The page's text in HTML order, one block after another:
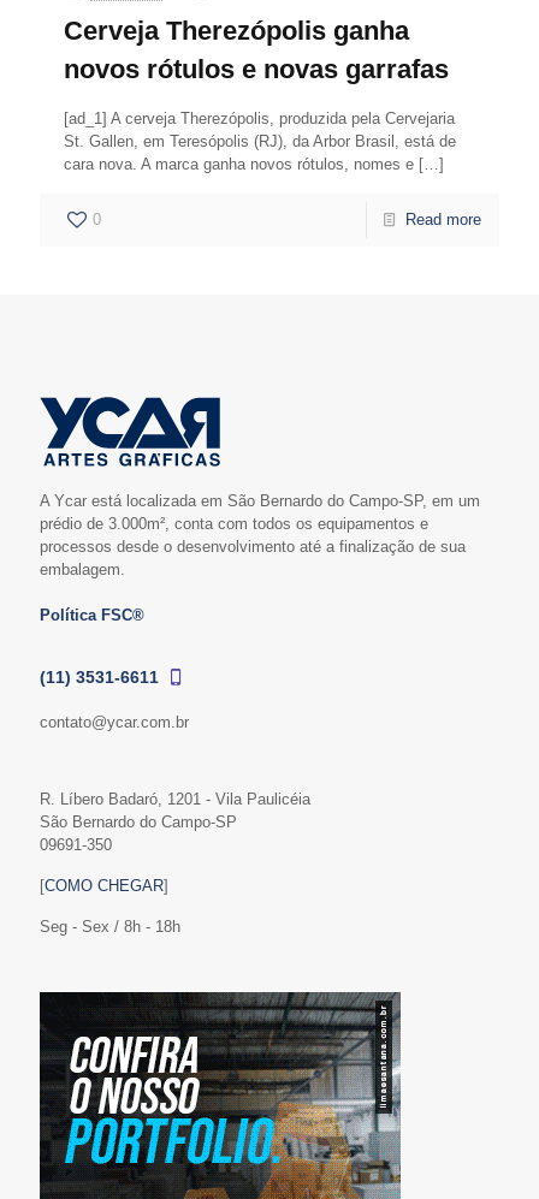
Cerveja Therezópolis ganha
novos rótulos e novas garrafas
[ad_1] A cerveja Therezópolis, produzida pela Cervejaria
St. Gallen, em Teresópolis (RJ), da Arbor Brasil, está de
cara nova. A marca ganha novos rótulos, nomes e […]
0 Read more
A Ycar está localizada em São Bernardo do Campo-SP, em um
prédio de 3.000m², conta com todos os equipamentos e
processos desde o desenvolvimento até a finalização de sua
embalagem.
Política FSC®
(11) 3531-6611
contato@ycar.com.br
R. Líbero Badaró, 1201 - Vila Paulicéia
São Bernardo do Campo-SP
09691-350
[COMO CHEGAR]
Seg - Sex / 8h - 18h